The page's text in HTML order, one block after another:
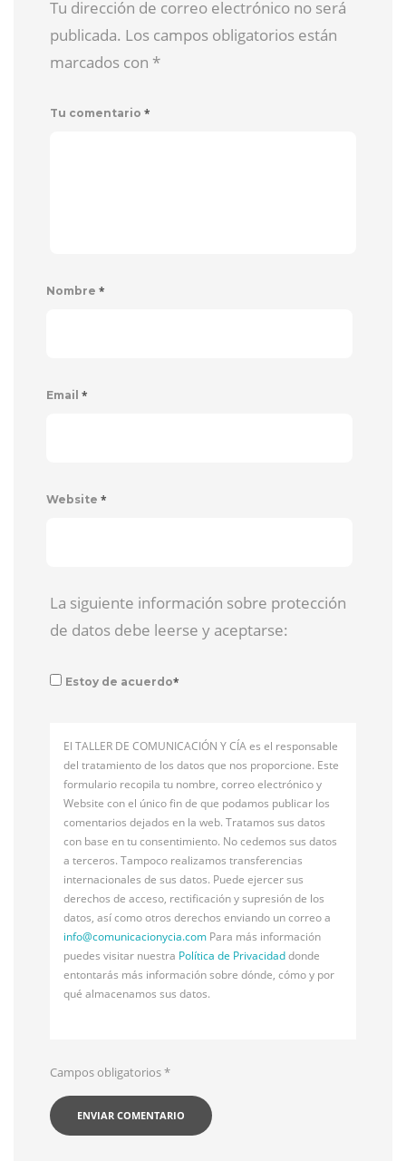
Tu dirección de correo electrónico no será
publicada. Los campos obligatorios están
marcados con *
Tu comentario *
Nombre *
Email *
Website *
La siguiente información sobre protección
de datos debe leerse y aceptarse:
Estoy de acuerdo*
El TALLER DE COMUNICACIÓN Y CÍA es el responsable
del tratamiento de los datos que nos proporcione. Este
formulario recopila tu nombre, correo electrónico y
Website con el único fin de que podamos publicar los
comentarios dejados en la web. Tratamos sus datos
con base en tu consentimiento. No cedemos sus datos
a terceros. Tampoco realizamos transferencias
internacionales de sus datos. Puede ejercer sus
derechos de acceso, rectificación y supresión de los
datos, así como otros derechos enviando un correo a
info@comunicacionycia.com Para más información
puedes visitar nuestra Política de Privacidaddonde
entontarás más información sobre dónde, cómo y por
qué almacenamos sus datos.
Campos obligatorios*